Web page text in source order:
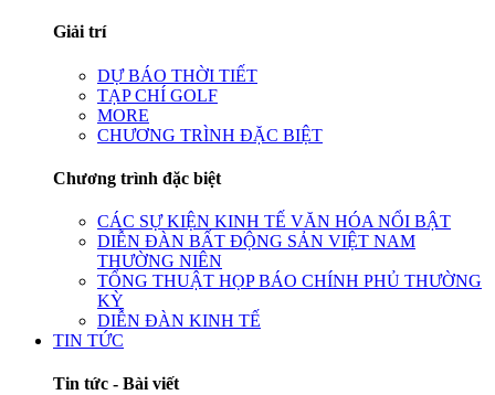
Giải trí
DỰ BÁO THỜI TIẾT
TẠP CHÍ GOLF
MORE
CHƯƠNG TRÌNH ĐẶC BIỆT
Chương trình đặc biệt
CÁC SỰ KIỆN KINH TẾ VĂN HÓA NỔI BẬT
DIỄN ĐÀN BẤT ĐỘNG SẢN VIỆT NAM
THƯỜNG NIÊN
TỔNG THUẬT HỌP BÁO CHÍNH PHỦ THƯỜNG
KỲ
DIỄN ĐÀN KINH TẾ
TIN TỨC
Tin tức - Bài viết